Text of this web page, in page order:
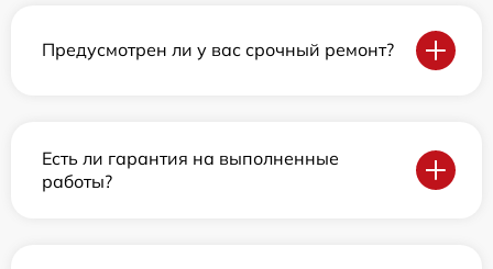
Предусмотрен ли у вас срочный ремонт?
Есть ли гарантия на выполненные
работы?